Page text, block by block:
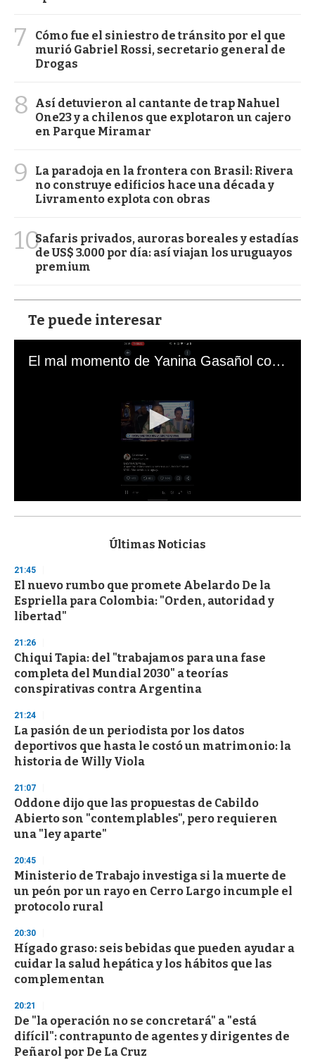
7
Cómo fue el siniestro de tránsito por el que
murió Gabriel Rossi, secretario general de
Drogas
8
Así detuvieron al cantante de trap Nahuel
One23 y a chilenos que explotaron un cajero
en Parque Miramar
9
La paradoja en la frontera con Brasil: Rivera
no construye edificios hace una década y
Livramento explota con obras
10Safaris privados, auroras boreales y estadías
de US$ 3.000 por día: así viajan los uruguayos
premium
Te puede interesar
El mal momento de Yanina Gasañol con un hincha argentino en "Subrayado"
s
d
s
o
f
3
s
e
c
o
n
Últimas Noticias
21:45
El nuevo rumbo que promete Abelardo De la
Espriella para Colombia: "Orden, autoridad y
libertad"
21:26
Chiqui Tapia: del "trabajamos para una fase
completa del Mundial 2030" a teorías
conspirativas contra Argentina
21:24
La pasión de un periodista por los datos
deportivos que hasta le costó un matrimonio: la
historia de Willy Viola
21:07
Oddone dijo que las propuestas de Cabildo
Abierto son "contemplables", pero requieren
una "ley aparte"
20:45
Ministerio de Trabajo investiga si la muerte de
un peón por un rayo en Cerro Largo incumple el
protocolo rural
20:30
Hígado graso: seis bebidas que pueden ayudar a
cuidar la salud hepática y los hábitos que las
complementan
20:21
De "la operación no se concretará" a "está
difícil": contrapunto de agentes y dirigentes de
Peñarol por De La Cruz